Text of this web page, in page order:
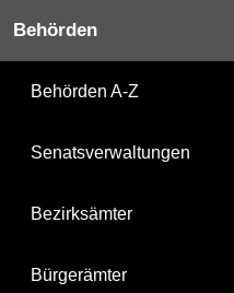
Behörden
Behörden A-Z
Senatsverwaltungen
Bezirksämter
Bürgerämter